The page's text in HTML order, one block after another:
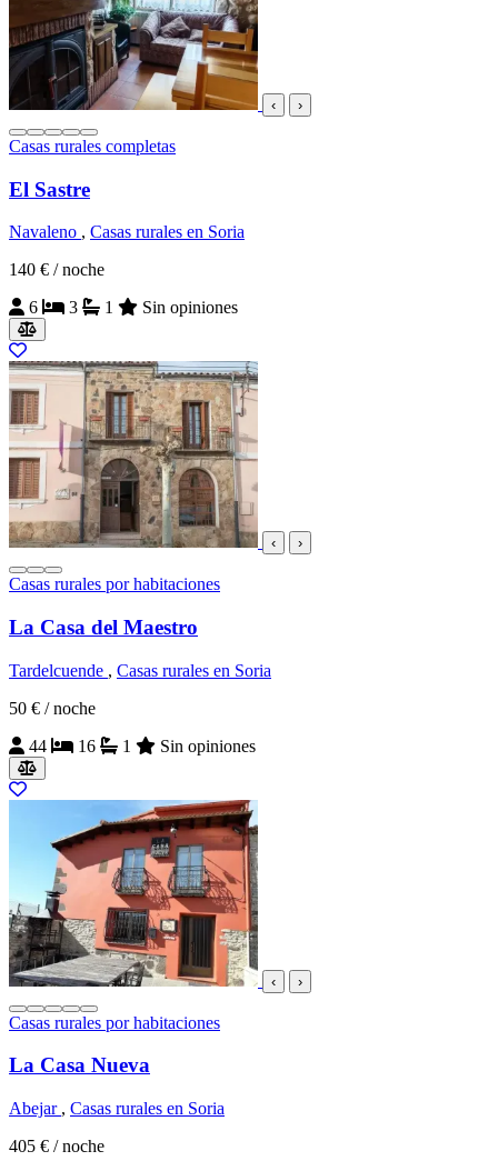
‹ ›
Casas rurales completas
El Sastre
Navaleno , Casas rurales en Soria
140 € / noche
6
3 1 Sin opiniones
‹ ›
Casas rurales por habitaciones
La Casa del Maestro
Tardelcuende , Casas rurales en Soria
50 € / noche
44
16 1 Sin opiniones
‹ ›
Casas rurales por habitaciones
La Casa Nueva
Abejar , Casas rurales en Soria
405 € / noche